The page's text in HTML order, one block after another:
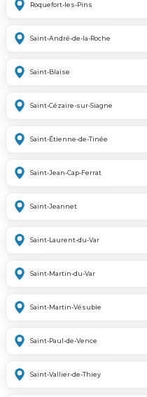
Roquefort-les-Pins
Saint-André-de-la-Roche
Saint-Blaise
Saint-Cézaire-sur-Siagne
Saint-Étienne-de-Tinée
Saint-Jean-Cap-Ferrat
Saint-Jeannet
Saint-Laurent-du-Var
Saint-Martin-du-Var
Saint-Martin-Vésubie
Saint-Paul-de-Vence
Saint-Vallier-de-Thiey